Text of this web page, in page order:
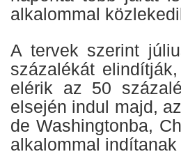
alkalommal
A tervek szerint
százalékát
elérik az 50
elsején indul majd,
de Washingtonba,
alkalommal